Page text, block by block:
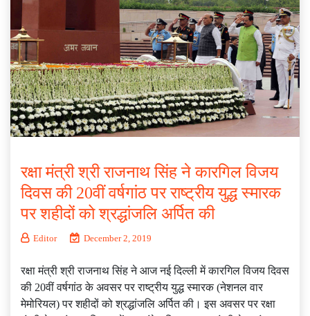
रक्षा मंत्री श्री राजनाथ सिंह ने कारगिल विजय
दिवस की 20वीं वर्षगांठ पर राष्ट्रीय युद्ध स्मारक
पर शहीदों को श्रद्धांजलि अर्पित की
Editor December 2, 2019
रक्षा मंत्री श्री राजनाथ सिंह ने आज नई दिल्ली में कारगिल विजय दिवस
की 20वीं वर्षगांठ के अवसर पर राष्ट्रीय युद्ध स्मारक (नेशनल वार
मेमोरियल) पर शहीदों को श्रद्धांजलि अर्पित की। इस अवसर पर रक्षा